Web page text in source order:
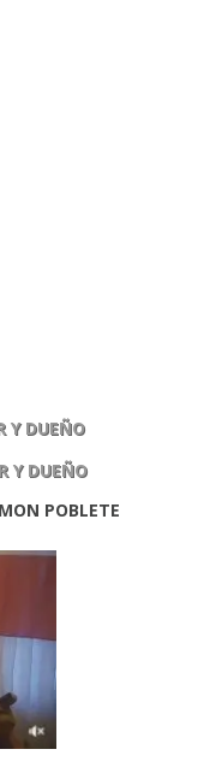
Y DUEÑO
Y DUEÑO